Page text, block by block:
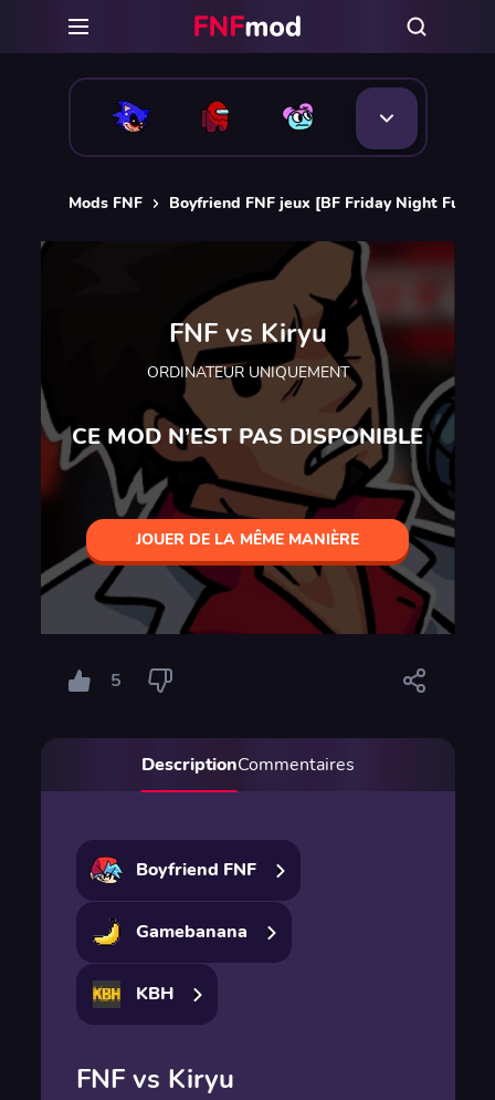
Mods FNF Boyfriend FNF jeux [BF Friday Night Funkin]
FNF vs Kiryu
ORDINATEUR UNIQUEMENT
CE MOD N’EST PAS DISPONIBLE
JOUER DE LA MÊME MANIÈRE
5
DescriptionCommentaires
Boyfriend FNF
Gamebanana
KBH
FNF vs Kiryu